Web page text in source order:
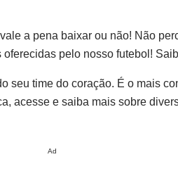
a pena baixar ou não! Não
pelo nosso futebol!
seu time do coração. É o mais
acesse e saiba mais sobre
Ad